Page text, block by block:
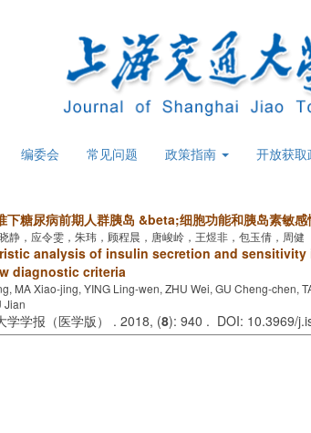
编委会 常见问题 政策指南 开放获取
下糖尿病前期人群胰岛 &beta;细胞功能和胰岛素敏
静，应令雯，朱玮，顾程晨，唐峻岭，王煜非，包玉倩，周健
analysis of insulin secretion and
diagnostic criteria
MA Xiao-jing, YING Ling-wen, ZHU Wei, GU Cheng-chen,
Jian
学学报（医学版） . 2018, (8): 940 . DOI: 10.3969/